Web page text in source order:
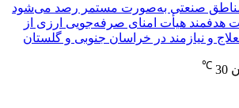
صنعتی به‌صورت مستمر رصد می‌شود
هدفمند هیأت امنای صرفه‌جویی ارزی از
و نیازمند در خراسان جنوبی و گلستان
30
℃